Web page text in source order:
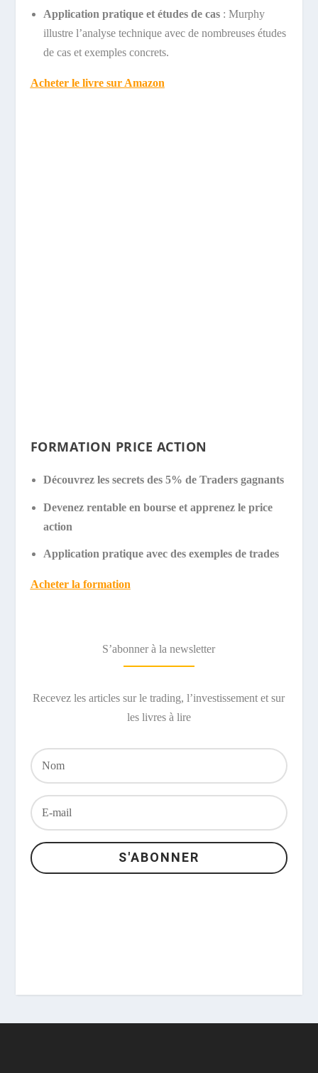
Application pratique et études de cas: Murphy
illustre l’analyse technique avec de nombreuses études
de cas et exemples concrets.
Acheter le livre sur Amazon
FORMATION PRICE ACTION
Découvrez les secrets des 5% de Traders gagnants
Devenez rentable en bourse et apprenez le price
action
Application pratique avec des exemples de trades
Acheter la formation
S’abonner à la newsletter
Recevez les articles sur le trading, l’investissement et sur
les livres à lire
S'ABONNER